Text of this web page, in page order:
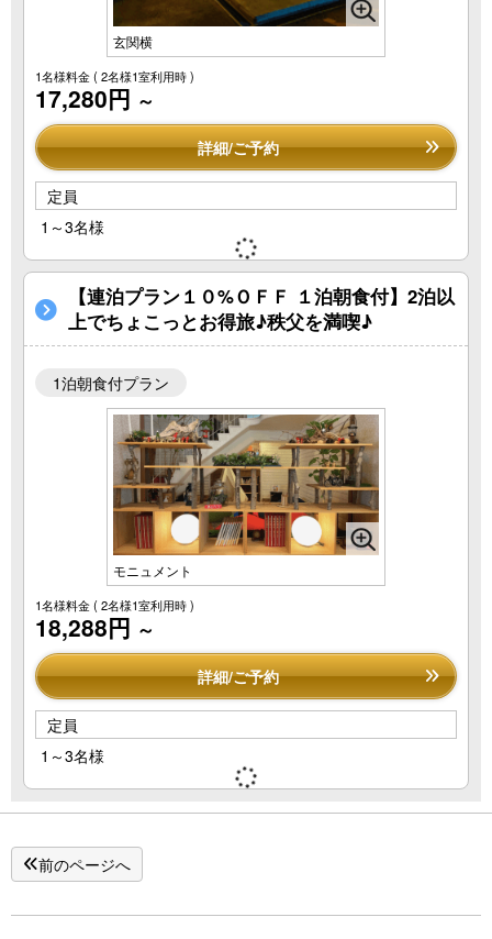
玄関横
1名様料金( 2名様1室利用時 )
17,280円 ～
詳細/ご予約
定員
1～3名様
【連泊プラン１０%ＯＦＦ １泊朝食付】2泊以
上でちょこっとお得旅♪秩父を満喫♪
1泊朝食付プラン
モニュメント
1名様料金( 2名様1室利用時 )
18,288円 ～
詳細/ご予約
定員
1～3名様
前のページへ